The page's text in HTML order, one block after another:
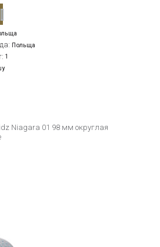
Польща
1
Niagara 01 98 мм округлая